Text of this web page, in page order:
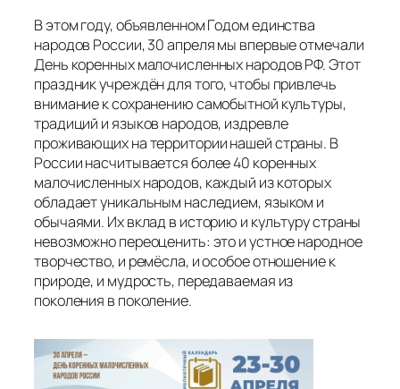
В этом году, объявленном Годом единства
народов России, 30 апреля мы впервые отмечали
День коренных малочисленных народов РФ. Этот
праздник учреждён для того, чтобы привлечь
внимание к сохранению самобытной культуры,
традиций и языков народов, издревле
проживающих на территории нашей страны. В
России насчитывается более 40 коренных
малочисленных народов, каждый из которых
обладает уникальным наследием, языком и
обычаями. Их вклад в историю и культуру страны
невозможно переоценить: это и устное народное
творчество, и ремёсла, и особое отношение к
природе, и мудрость, передаваемая из
поколения в поколение.